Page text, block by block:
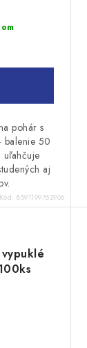
pohár s
50
uľahčuje
aj
Kód:8591199762906